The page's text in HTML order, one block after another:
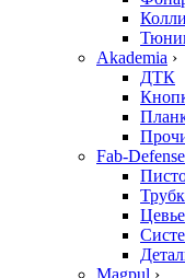
Akademia ›
ДТК
Fab-Defense
Цевье
Magpul ›